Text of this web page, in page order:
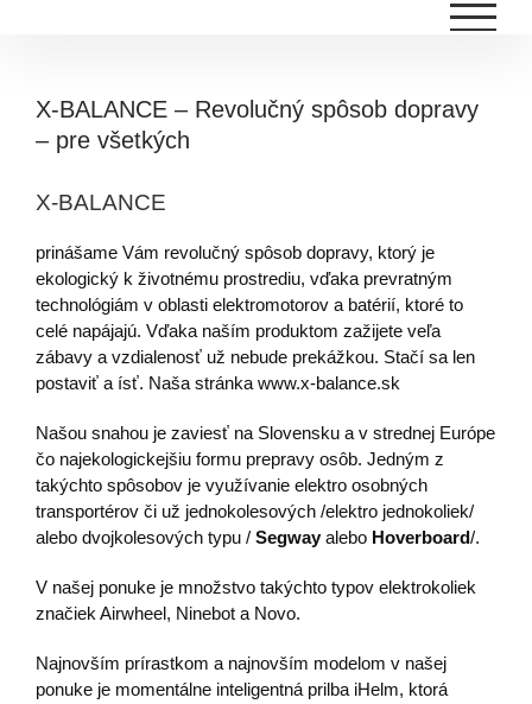
X-BALANCE – Revolučný spôsob dopravy
– pre všetkých
X-BALANCE
prinášame Vám revolučný spôsob dopravy, ktorý je
ekologický k životnému prostrediu, vďaka prevratným
technológiám v oblasti elektromotorov a batérií, ktoré to
celé napájajú. Vďaka naším produktom zažijete veľa
zábavy a vzdialenosť už nebude prekážkou. Stačí sa len
postaviť a ísť. Naša stránka www.x-balance.sk
Našou snahou je zaviesť na Slovensku a v strednej Európe
čo najekologickejšiu formu prepravy osôb. Jedným z
takýchto spôsobov je využívanie elektro osobných
transportérov či už jednokolesových /elektro jednokoliek/
alebo dvojkolesových typu / Segway alebo Hoverboard/.
V našej ponuke je množstvo takýchto typov elektrokoliek
značiek Airwheel, Ninebot a Novo.
Najnovším prírastkom a najnovším modelom v našej
ponuke je momentálne inteligentná prilba iHelm, ktorá